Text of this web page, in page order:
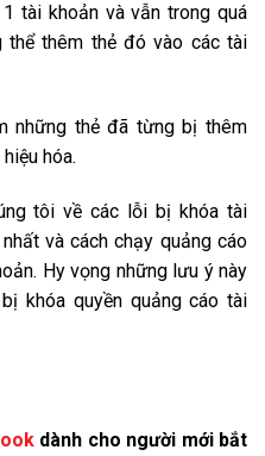
tài khoản và vẫn trong quá
thể thêm thẻ đó vào các tài
những thẻ đã từng bị thêm
hóa.
tôi về các lỗi bị khóa tài
và cách chạy quảng cáo
Hy vọng những lưu ý này
khóa quyền quảng cáo tài
dành cho người mới bắt